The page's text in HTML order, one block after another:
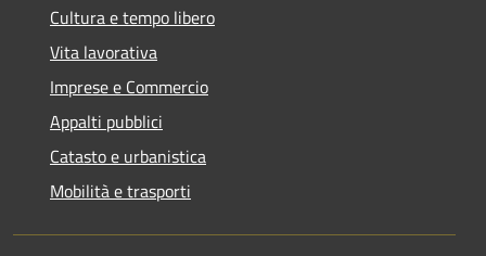
Cultura e tempo libero
Vita lavorativa
Imprese e Commercio
Appalti pubblici
Catasto e urbanistica
Mobilità e trasporti